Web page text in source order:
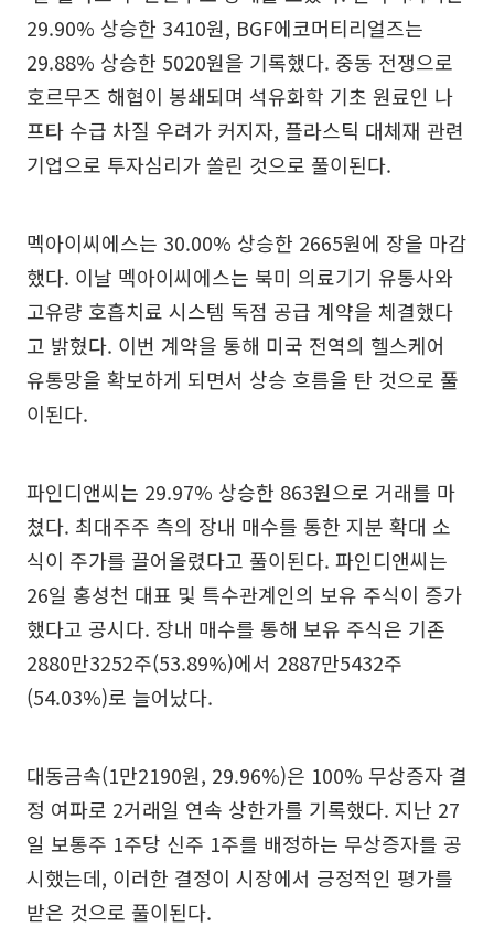
29.90% 상승한 3410원, BGF에코머티리얼즈는
29.88% 상승한 5020원을 기록했다. 중동 전쟁으로
호르무즈 해협이 봉쇄되며 석유화학 기초 원료인 나
프타 수급 차질 우려가 커지자, 플라스틱 대체재 관련
기업으로 투자심리가 쏠린 것으로 풀이된다.
멕아이씨에스는 30.00% 상승한 2665원에 장을 마감
했다. 이날 멕아이씨에스는 북미 의료기기 유통사와
고유량 호흡치료 시스템 독점 공급 계약을 체결했다
고 밝혔다. 이번 계약을 통해 미국 전역의 헬스케어
유통망을 확보하게 되면서 상승 흐름을 탄 것으로 풀
이된다.
파인디앤씨는 29.97% 상승한 863원으로 거래를 마
쳤다. 최대주주 측의 장내 매수를 통한 지분 확대 소
식이 주가를 끌어올렸다고 풀이된다. 파인디앤씨는
26일 홍성천 대표 및 특수관계인의 보유 주식이 증가
했다고 공시다. 장내 매수를 통해 보유 주식은 기존
2880만3252주(53.89%)에서 2887만5432주
(54.03%)로 늘어났다.
대동금속(1만2190원, 29.96%)은 100% 무상증자 결
정 여파로 2거래일 연속 상한가를 기록했다. 지난 27
일 보통주 1주당 신주 1주를 배정하는 무상증자를 공
시했는데, 이러한 결정이 시장에서 긍정적인 평가를
받은 것으로 풀이된다.